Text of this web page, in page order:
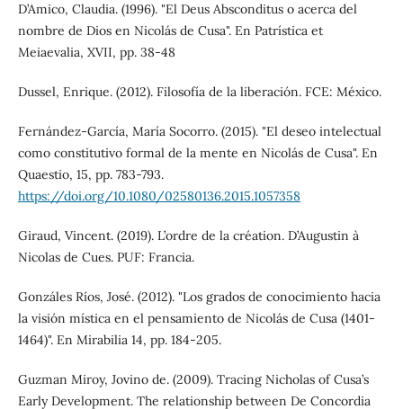
D’Amico, Claudia. (1996). "El Deus Absconditus o acerca del
nombre de Dios en Nicolás de Cusa". En Patrística et
Meiaevalia, XVII, pp. 38-48
Dussel, Enrique. (2012). Filosofía de la liberación. FCE: México.
Fernández-García, María Socorro. (2015). "El deseo intelectual
como constitutivo formal de la mente en Nicolás de Cusa". En
Quaestio, 15, pp. 783-793.
https://doi.org/10.1080/02580136.2015.1057358
Giraud, Vincent. (2019). L’ordre de la création. D’Augustin à
Nicolas de Cues. PUF: Francia.
Gonzáles Ríos, José. (2012). "Los grados de conocimiento hacia
la visión mística en el pensamiento de Nicolás de Cusa (1401-
1464)". En Mirabilia 14, pp. 184-205.
Guzman Miroy, Jovino de. (2009). Tracing Nicholas of Cusa’s
Early Development. The relationship between De Concordia